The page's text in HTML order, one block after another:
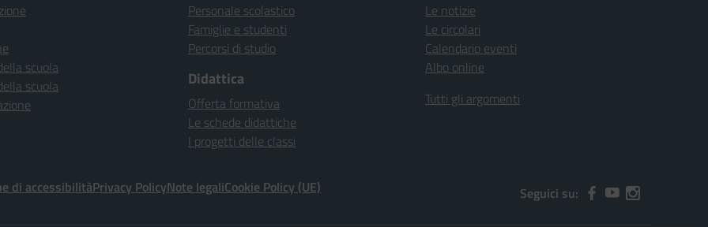
scuola
scuola
Personale scolastico
Famiglie e studenti
Percorsi di studio
Didattica
Offerta formativa
Le schede didattiche
I progetti delle classi
Le notizie
Le circolari
Calendario eventi
Albo online
Tutti gli argomenti
di accessibilitàPrivacy PolicyNote legaliCookie Policy (UE) Seguici su: